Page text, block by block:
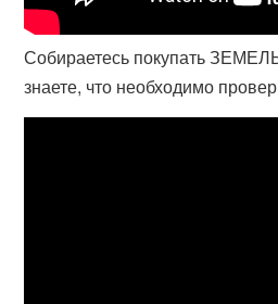
Собираетесь покупать
знаете, что необходимо